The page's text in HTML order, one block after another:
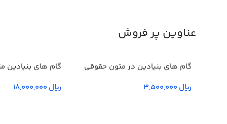
عناوین پر فروش
گام های بنیادین در متون حقوقي
ریال
گام های بنیادین
ریال